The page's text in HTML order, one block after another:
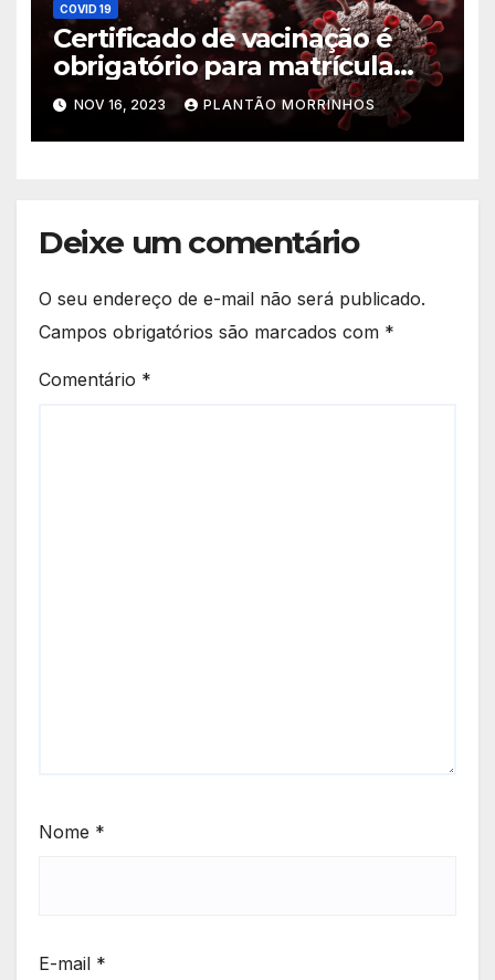
COVID 19
Certificado de vacinação é
obrigatório para matrícula
escolar
NOV 16, 2023 PLANTÃO MORRINHOS
Deixe um comentário
O seu endereço de e-mail não será publicado.
Campos obrigatórios são marcados com *
Comentário *
Nome *
E-mail *